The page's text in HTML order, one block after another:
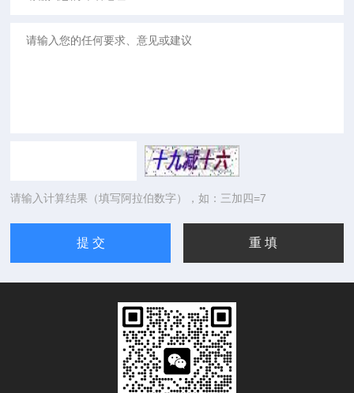
请输入计算结果（填写阿拉伯数字），如：三加四=7